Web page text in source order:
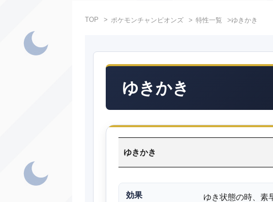
TOP ポケモンチャンピオンズ 特性一覧 ゆきかき
ゆきかき
ゆきかき
効果 ゆき状態の時、素